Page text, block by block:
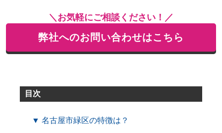
＼お気軽にご相談ください！／
弊社へのお問い合わせはこちら
目次
▼ 名古屋市緑区の特徴は？